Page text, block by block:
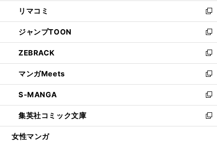
で
開
く
ド
ウ
で
開
く
ウ
ィ
ン
ド
ウ
で
開
く
し
い
ウ
ィ
ン
ド
ウ
で
開
く
リマコミ
新
し
い
ウ
ィ
ン
ド
ウ
で
開
く
ジャンプTOON
新
し
い
ウ
ィ
ン
ド
ウ
で
開
ZEBRACK
新
し
い
ウ
ィ
ン
ド
ウ
マンガMeets
新
し
い
ウ
ィ
ン
S-MANGA
新
し
い
ウ
集英社コミック文庫
新
し
女性マンガ